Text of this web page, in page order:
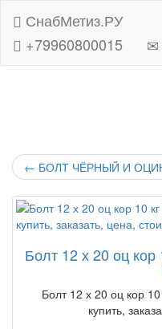
СнабМетиз.РУ
+79960800015
← БОЛТ ЧЁРНЫЙ И
Болт 12 х 20 оц
Болт 12 х 20 оц кор
купить,